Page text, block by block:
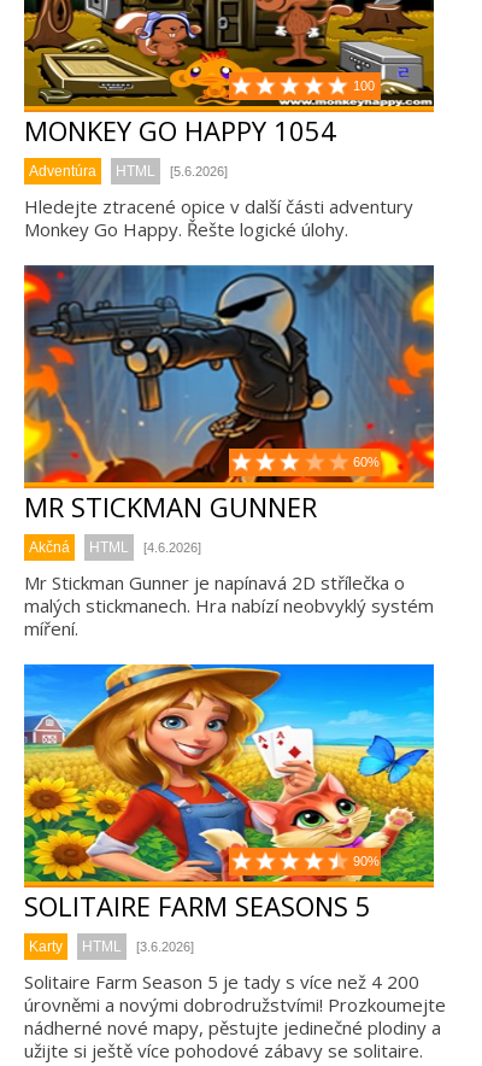
100
MONKEY GO HAPPY 1054
Adventúra HTML [5.6.2026]
Hledejte ztracené opice v další části adventury
Monkey Go Happy. Řešte logické úlohy.
60%
MR STICKMAN GUNNER
Akčná HTML [4.6.2026]
Mr Stickman Gunner je napínavá 2D střílečka o
malých stickmanech. Hra nabízí neobvyklý systém
míření.
90%
SOLITAIRE FARM SEASONS 5
Karty HTML [3.6.2026]
Solitaire Farm Season 5 je tady s více než 4 200
úrovněmi a novými dobrodružstvími! Prozkoumejte
nádherné nové mapy, pěstujte jedinečné plodiny a
užijte si ještě více pohodové zábavy se solitaire.